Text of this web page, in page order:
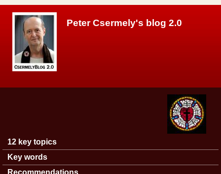
Peter Csermely's blog 2.0
Main menu
12 key topics
Key words
Recommendations